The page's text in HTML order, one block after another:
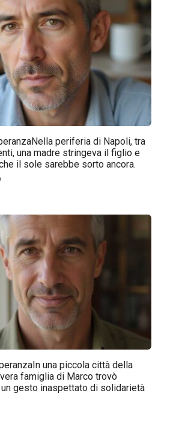
periferia di Napoli, tra
una madre stringeva il figlio e
il sole sarebbe sorto ancora.
una piccola città della
famiglia di Marco trovò
gesto inaspettato di solidarietà